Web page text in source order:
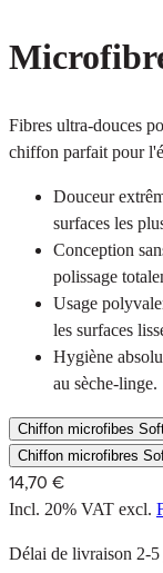
Fibres ultra-douces
chiffon parfait pour
Douceur
surfaces les
Conception
polissage
Usage
les surfaces
Hygiène
au sèche-linge.
Chiffon microfibes
Chiffon microfibres
14,70 €
Incl. 20% VAT excl.
Délai de livraison 2-